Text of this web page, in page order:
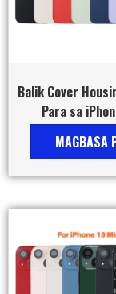
Balik Cover
Para sa
MAGBASA